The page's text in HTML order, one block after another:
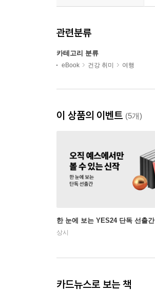
관련분류
카테고리 분류
eBook 건강 취미 여행
이 상품의 이벤트 (5개)
한 눈에 보는 YES24 단독 선출간
상시
카드뉴스로 보는 책